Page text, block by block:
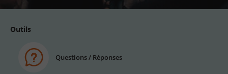
Outils
Questions / Réponses